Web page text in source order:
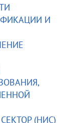
И
(НИС)